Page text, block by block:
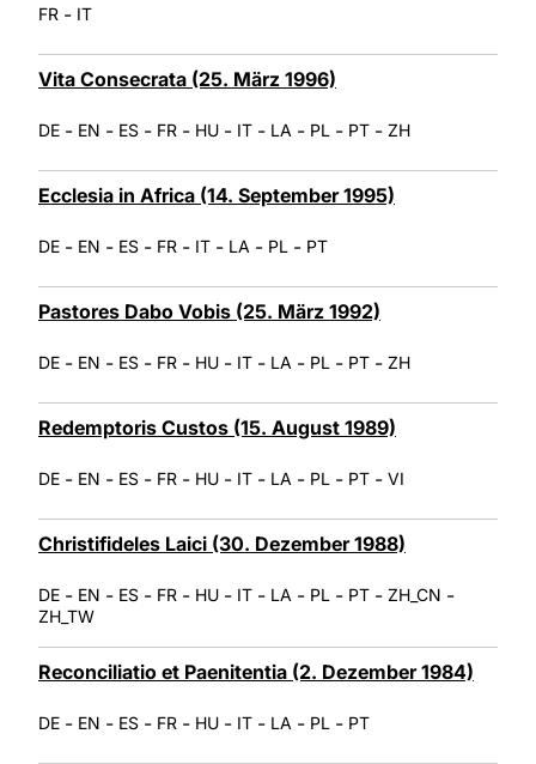
FR - IT
Vita Consecrata (25. März 1996)
DE - EN - ES - FR - HU - IT - LA - PL - PT - ZH
Ecclesia in Africa (14. September 1995)
DE - EN - ES - FR - IT - LA - PL - PT
Pastores Dabo Vobis (25. März 1992)
DE - EN - ES - FR - HU - IT - LA - PL - PT - ZH
Redemptoris Custos (15. August 1989)
DE - EN - ES - FR - HU - IT - LA - PL - PT - VI
Christifideles Laici (30. Dezember 1988)
DE - EN - ES - FR - HU - IT - LA - PL - PT - ZH_CN -
ZH_TW
Reconciliatio et Paenitentia (2. Dezember 1984)
DE - EN - ES - FR - HU - IT - LA - PL - PT